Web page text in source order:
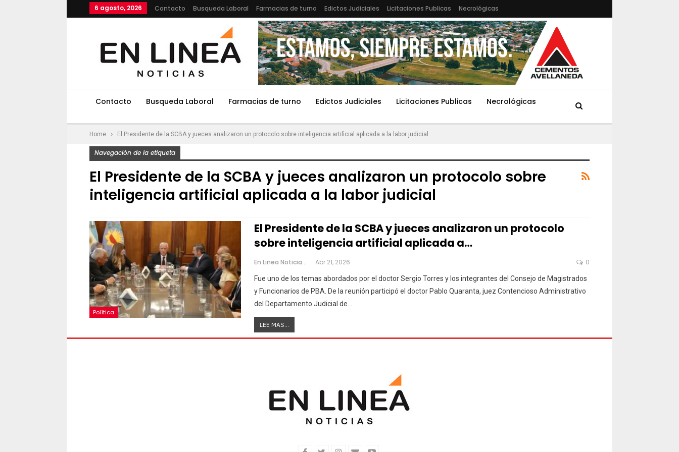
6 agosto, 2026 Contacto Busqueda Laboral Farmacias de turno Edictos Judiciales Licitaciones Publicas Necrológicas
Contacto Busqueda Laboral Farmacias de turno Edictos Judiciales Licitaciones Publicas Necrológicas
Home El Presidente de la SCBA y jueces analizaron un protocolo sobre inteligencia artificial aplicada a la labor judicial
Navegación de la etiqueta
El Presidente de la SCBA y jueces analizaron un protocolo sobre
inteligencia artificial aplicada a la labor judicial
Política
El Presidente de la SCBA y jueces analizaron un protocolo
sobre inteligencia artificial aplicada a…
En Linea Noticias Abr 21, 2026 0
Fue uno de los temas abordados por el doctor Sergio Torres y los integrantes del Consejo de Magistrados
y Funcionarios de PBA. De la reunión participó el doctor Pablo Quaranta, juez Contencioso Administrativo
del Departamento Judicial de
LEE MAS...